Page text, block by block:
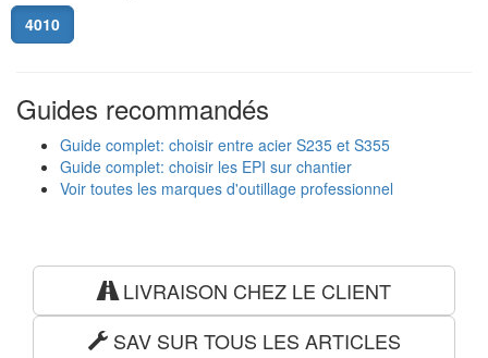
4010
Guides recommandés
Guide complet: choisir entre acier S235 et S355
Guide complet: choisir les EPI sur chantier
Voir toutes les marques d'outillage professionnel
LIVRAISON CHEZ LE CLIENT
SAV SUR TOUS LES ARTICLES